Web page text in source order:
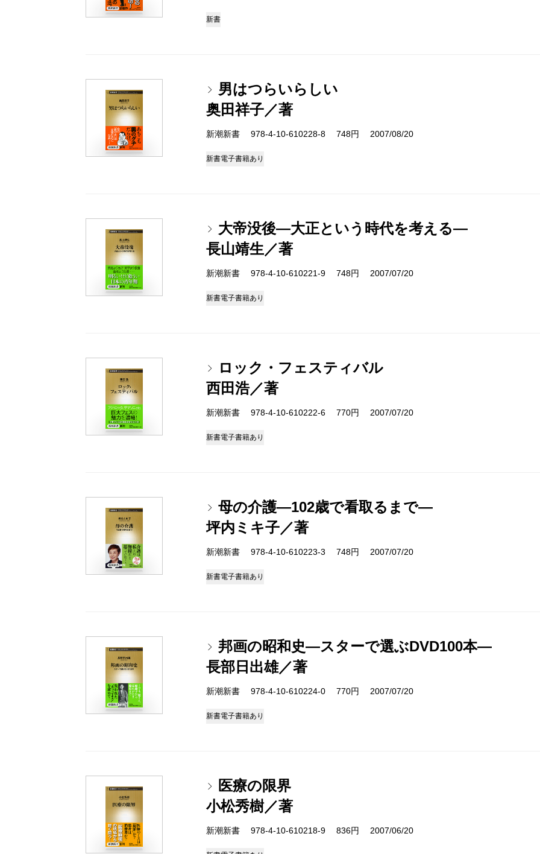
新書
男はつらいらしい
奥田祥子／著
新潮新書 978-4-10-610228-8 748円 2007/08/20
新書電子書籍あり
大帝没後―大正という時代を考える―
長山靖生／著
新潮新書 978-4-10-610221-9 748円 2007/07/20
新書電子書籍あり
ロック・フェスティバル
西田浩／著
新潮新書 978-4-10-610222-6 770円 2007/07/20
新書電子書籍あり
母の介護―102歳で看取るまで―
坪内ミキ子／著
新潮新書 978-4-10-610223-3 748円 2007/07/20
新書電子書籍あり
邦画の昭和史―スターで選ぶDVD100本―
長部日出雄／著
新潮新書 978-4-10-610224-0 770円 2007/07/20
新書電子書籍あり
医療の限界
小松秀樹／著
新潮新書 978-4-10-610218-9 836円 2007/06/20